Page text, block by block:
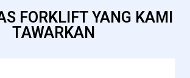
FORKLIFT YANG KAMI
TAWARKAN